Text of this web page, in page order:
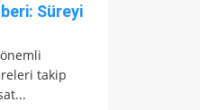
Süreyi
takip